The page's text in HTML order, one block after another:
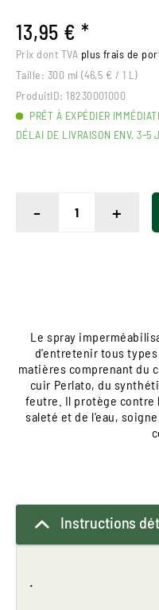
13,95 € *
Prix dont TVA plus frais de
Taille: 300 ml (46,5 € / 1 L)
ProduitID: 18230001000
PRÊT À EXPÉDIER
DÉLAI DE LIVRAISON ENV. 3-5
- +
Le spray
d'entretenir tous
matières comprenant du
cuir Perlato, du
feutre. Il protège contre
saleté et de l'eau,
Instructions
.